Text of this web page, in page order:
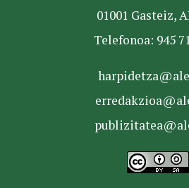
01001 Gasteiz,
Telefonoa: 945